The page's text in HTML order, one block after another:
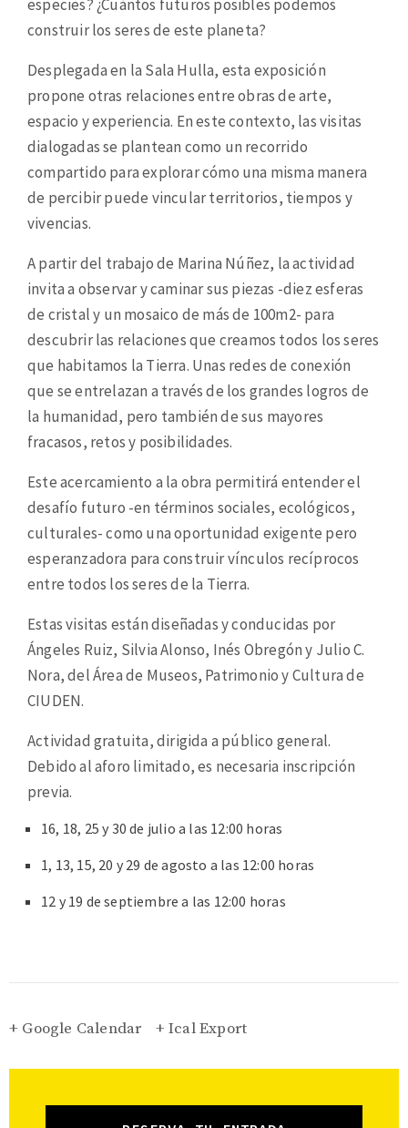
especies? ¿Cuántos futuros posibles podemos
construir los seres de este planeta?
Desplegada en la Sala Hulla, esta exposición
propone otras relaciones entre obras de arte,
espacio y experiencia. En este contexto, las visitas
dialogadas se plantean como un recorrido
compartido para explorar cómo una misma manera
de percibir puede vincular territorios, tiempos y
vivencias.
A partir del trabajo de Marina Núñez, la actividad
invita a observar y caminar sus piezas ­­-diez esferas
de cristal y un mosaico de más de 100m2- para
descubrir las relaciones que creamos todos los seres
que habitamos la Tierra. Unas redes de conexión
que se entrelazan a través de los grandes logros de
la humanidad, pero también de sus mayores
fracasos, retos y posibilidades.
Este acercamiento a la obra permitirá entender el
desafío futuro -en términos sociales, ecológicos,
culturales- como una oportunidad exigente pero
esperanzadora para construir vínculos recíprocos
entre todos los seres de la Tierra.
Estas visitas están diseñadas y conducidas por
Ángeles Ruiz, Silvia Alonso, Inés Obregón y Julio C.
Nora, del Área de Museos, Patrimonio y Cultura de
CIUDEN.
Actividad gratuita, dirigida a público general.
Debido al aforo limitado, es necesaria inscripción
previa.
16, 18, 25 y 30 de julio a las 12:00 horas
1, 13, 15, 20 y 29 de agosto a las 12:00 horas
12 y 19 de septiembre a las 12:00 horas
+ Google Calendar + Ical Export